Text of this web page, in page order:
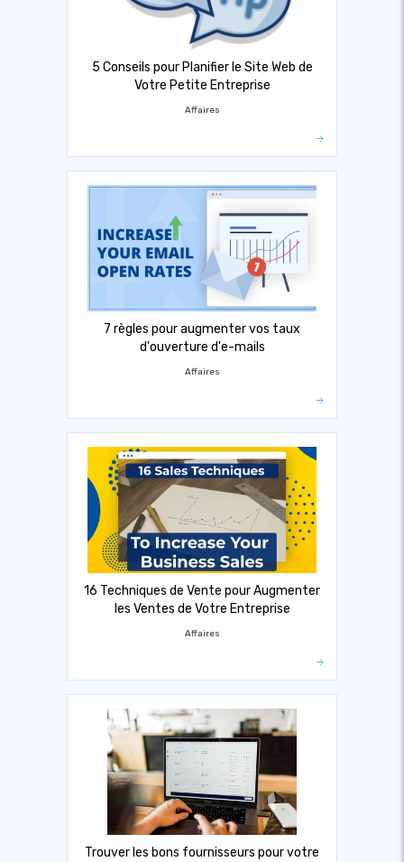
5 Conseils pour Planifier le Site Web de
Votre Petite Entreprise
Affaires
7 règles pour augmenter vos taux
d'ouverture d'e-mails
Affaires
16 Techniques de Vente pour Augmenter
les Ventes de Votre Entreprise
Affaires
Trouver les bons fournisseurs pour votre